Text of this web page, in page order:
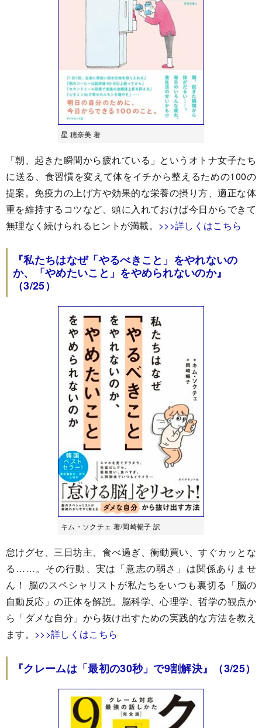
星 穂奈美 著
「朝、起きた瞬間から疲れている」というオトナ女子たち
に送る、食習慣を変えて体をイチから整えるための100の
提案。免疫力の上げ方や効果的な栄養の摂り方、適正な体
重を維持するコツなど、頭に入れておけば今日からできて
無理なく続けられるヒントが満載。 >>>詳しくはこちら
『私たちはなぜ「やるべきこと」をやれないの
か、「やめたいこと」をやめられないのか』
（3/25）
キム・ソクチェ 著/岡崎暢子 訳
怠けグセ、三日坊主、食べ過ぎ、衝動買い、すぐカッとな
る……。その行動、実は「意志の弱さ」は関係ありませ
ん！ 脳のスペシャリストが私たちをいつも裏切る「脳の
自動反応」の正体を解説。脳科学、心理学、哲学の観点か
ら「ダメな自分」から抜け出すための実践的な方法を教え
ます。 >>>詳しくはこちら
『クレームは「最初の30秒」で9割解決』（3/25）